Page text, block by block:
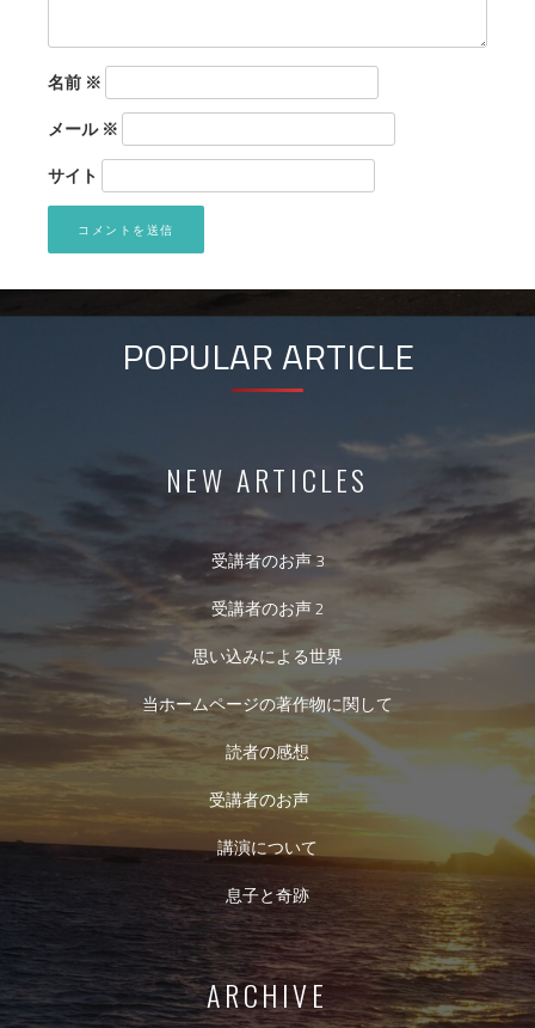
名前 ※
メール※
サイト
POPULAR ARTICLE
NEW ARTICLES
受講者のお声 3
受講者のお声 2
思い込みによる世界
当ホームページの著作物に関して
読者の感想
受講者のお声
講演について
息子と奇跡
ARCHIVE